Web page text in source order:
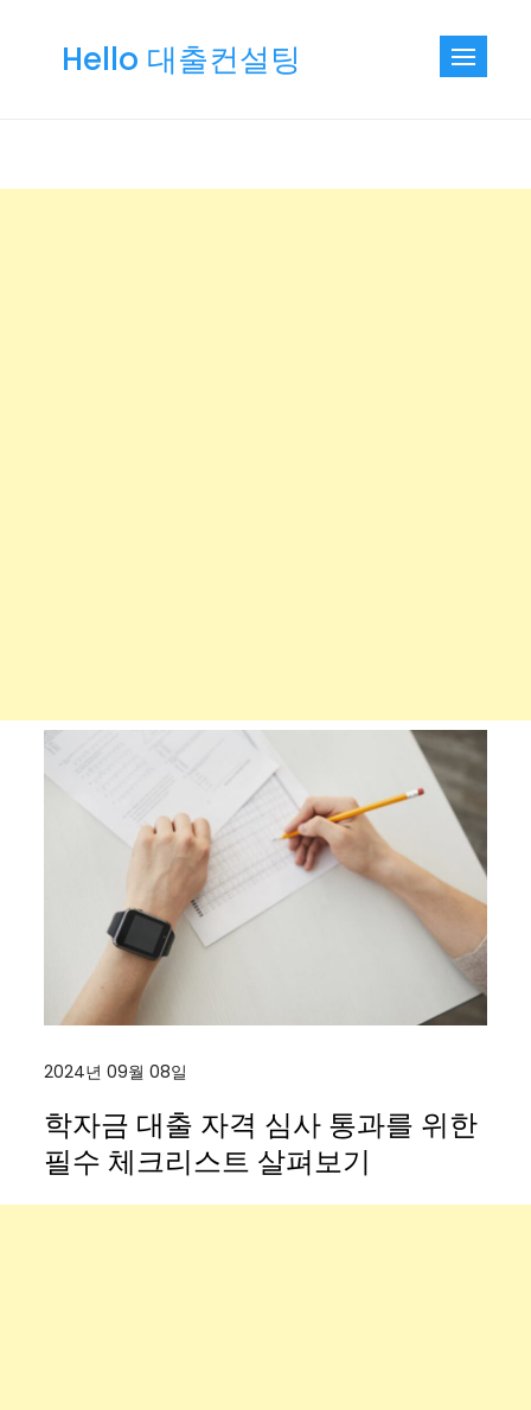
Hello 대출컨설팅
2024년 09월 08일
학자금 대출 자격 심사 통과를 위한
필수 체크리스트 살펴보기